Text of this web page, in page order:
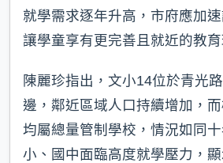
就學需求逐年升高，市府應加速
讓學童享有更完善且就近的教育
陳麗珍指出，文小14位於青光
邊，鄰近區域人口持續增加，
均屬總量管制學校，情況如同
小、國中面臨高度就學壓力，